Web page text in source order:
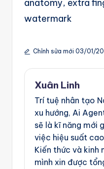
anatomy, extra
watermark
Chỉnh sửa mới 03/01/
Xuân Linh
Trí tuệ nhân tạo
xu hướng, Ai
sẽ là kĩ năng mới
việc hiệu suất
Kiến thức và kinh
mình xin được